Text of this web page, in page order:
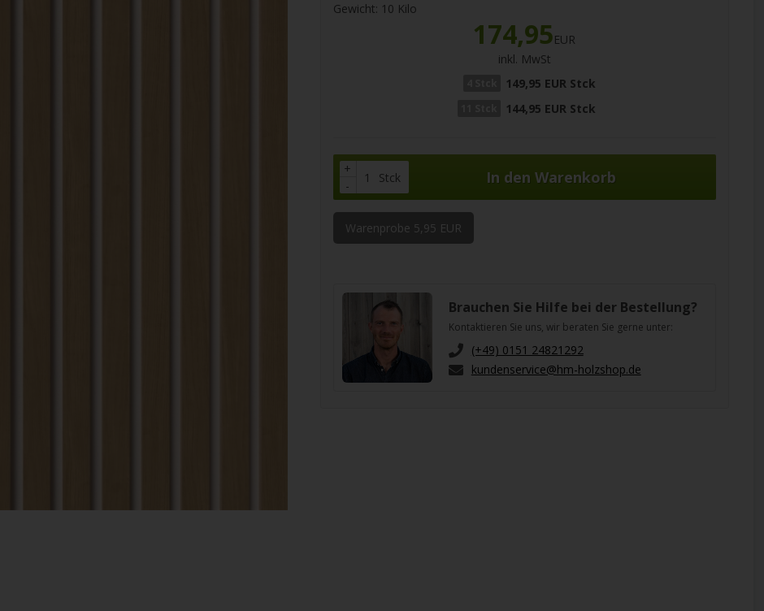
Gewicht: 10 Kilo
174,95EUR
inkl. MwSt
149,95 EUR Stck
144,95 EUR Stck
+
-
Stck
Warenprobe 5,95 EUR
Brauchen Sie Hilfe bei der Bestellung?
Kontaktieren Sie uns, wir beraten Sie gerne unter:
(+49) 0151 24821292
kundenservice@hm-holzshop.de